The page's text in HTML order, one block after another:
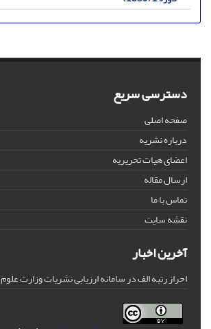
دسترسی سریع
صفحه اصلی
درباره نشریه
اعضای هیات تحریریه
ارسال مقاله
تماس با ما
نقشه سایت
آخرین اخبار
احراز رتبه الف در سامانه ارزیابی نشریات وزارت علوم